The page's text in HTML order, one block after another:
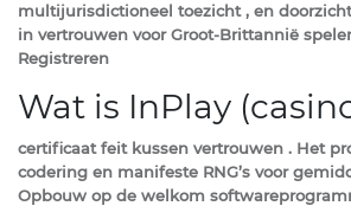
multijurisdictioneel toezicht , en
in vertrouwen voor Groot-Brittannië
Registreren
Wat is InPlay
certificaat feit kussen vertrouwen . Het
codering en manifeste RNG’s voor
Opbouw op de welkom